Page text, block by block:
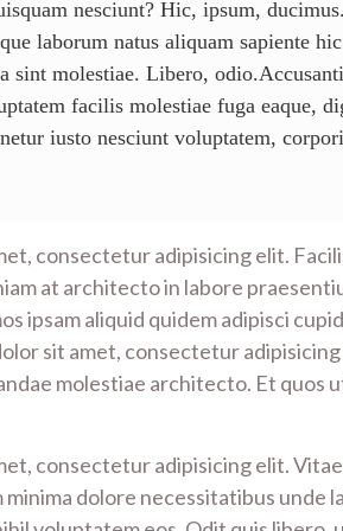
nesciunt? Hic, ipsum,
laborum natus aliquam sapiente
sint molestiae. Libero,
facilis molestiae fuga eaque,
iusto nesciunt voluptatem,
consectetur adipisicing elit.
at architecto in labore
ipsam aliquid quidem adipisci
sit amet, consectetur
molestiae architecto. Et quos
consectetur adipisicing elit.
minima dolore necessitatibus unde